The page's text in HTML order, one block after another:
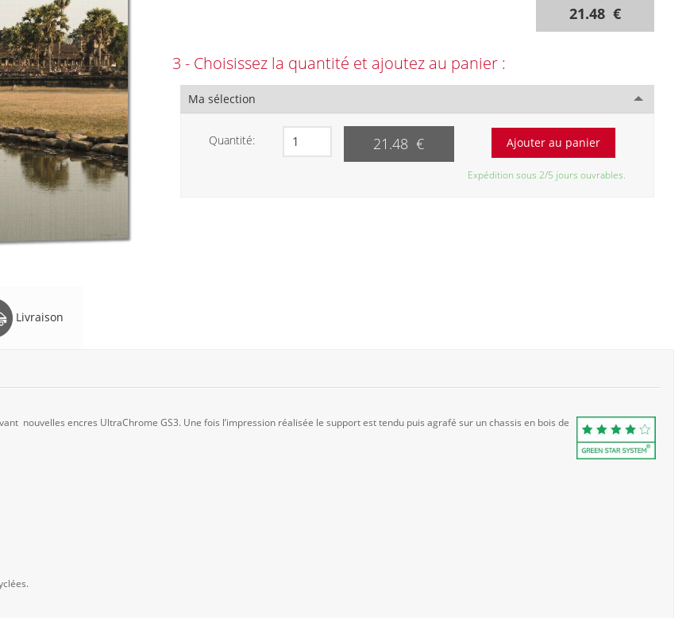
21.48 €
3 - Choisissez la quantité et ajoutez au panier :
Ma sélection
Quantité: 21.48 €
Expédition sous 2/5 jours ouvrables.
Livraison
nouvelles encres UltraChrome GS3. Une fois l’impression réalisée le support est tendu puis agrafé sur un chassis en bois de